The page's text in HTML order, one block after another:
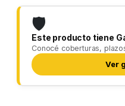
🛡️
Este producto tiene
Conocé coberturas,
Ver